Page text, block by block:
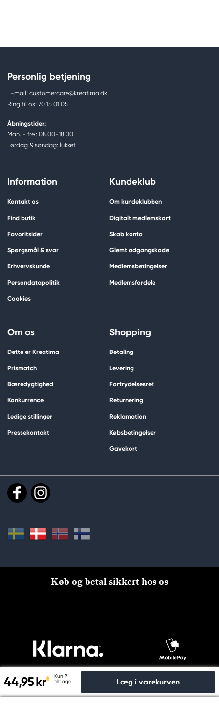
44,95 kr
Kun 9
tilbage
Læg i varekurven
Personlig betjening
E-mail: customercare@kreatima.dk
Ring til os: 70 15 01 05
Åbningstider:
Man. - fre.: 08.00-18.00
Lørdag & søndag: lukket
Information
Kontakt os
Find butik
Favoritsider
Spørgsmål & svar
Erhvervskunde
Persondatapolitik
Cookies
Kundeklub
Om kundeklubben
Digitalt medlemskort
Skab konto
Glemt adgangskode
Medlemsbetingelser
Medlemsfordele
Om os
Dette er Kreatima
Prismatch
Bæredygtighed
Konkurrence
Ledige stillinger
Pressekontakt
Shopping
Betaling
Levering
Fortrydelsesret
Returnering
Reklamation
Købsbetingelser
Gavekort
Køb og betal sikkert hos os